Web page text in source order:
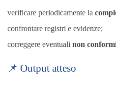
verificare periodicamente la
confrontare registri e evidenze;
correggere eventuali non
📌 Output atteso